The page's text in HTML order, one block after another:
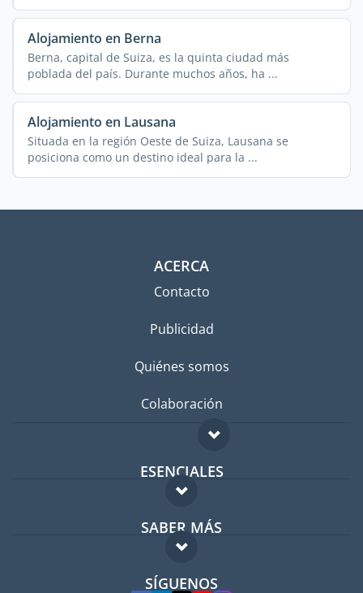
Alojamiento en Berna
Berna, capital de Suiza, es la quinta ciudad más
poblada del país. Durante muchos años, ha ...
Alojamiento en Lausana
Situada en la región Oeste de Suiza, Lausana se
posiciona como un destino ideal para la ...
ACERCA
Contacto
Publicidad
Quiénes somos
Colaboración
ESENCIALES
Foro para expatriados
Guía para expatriados
Trabajos en el extranjero
SABER MÁS
FAQ
SÍGUENOS